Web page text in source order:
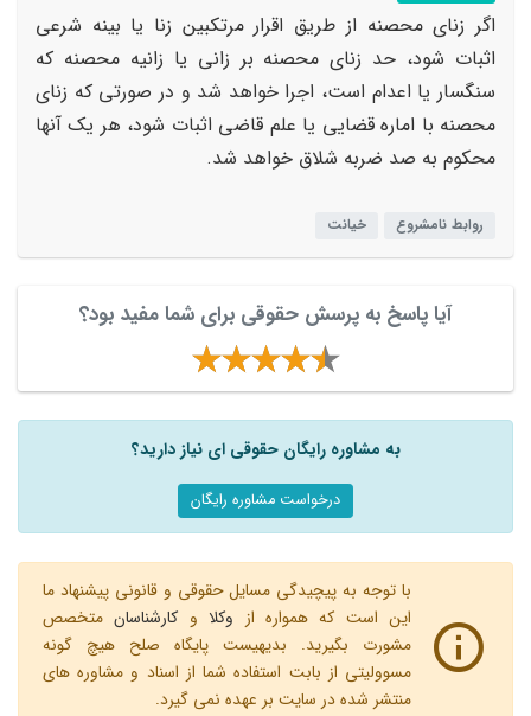
اگر زنای محصنه از طریق اقرار مرتکبین زنا یا بینه شرعی
اثبات شود، حد زنای محصنه بر زانی یا زانیه محصنه که
سنگسار یا اعدام است، اجرا خواهد شد و در صورتی که زنای
محصنه با اماره قضایی یا علم قاضی اثبات شود، هر یک آنها
محکوم به صد ضربه شلاق خواهد شد.
روابط نامشروع خیانت
آیا پاسخ به پرسش حقوقی برای شما مفید بود؟
به مشاوره رایگان حقوقی ای نیاز دارید؟
درخواست مشاوره رایگان
با توجه به پیچیدگی مسایل حقوقی و قانونی پیشنهاد ما
این است که همواره از وکلاو کارشناسانمتخصص
مشورت بگیرید. بدیهیست پایگاه صلح هیچ گونه
مسوولیتی از بابت استفاده شما از اسناد و مشاوره های
منتشر شده در سایت بر عهده نمی گیرد.